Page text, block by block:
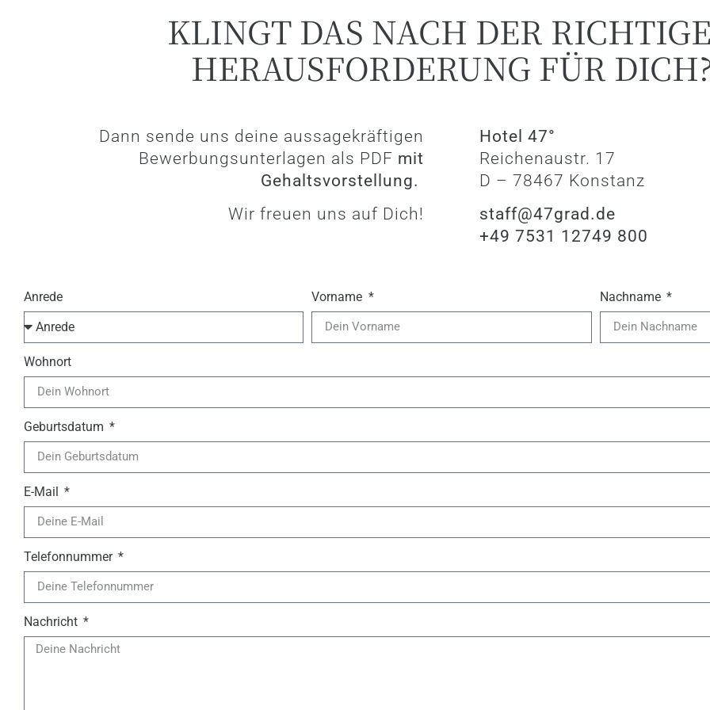
KLINGT DAS NACH DER
HERAUSFORDERUNG FÜR
Dann sende uns deine aussagekräftigen
Bewerbungsunterlagen als PDF mit
Gehaltsvorstellung.
Wir freuen uns auf Dich!
Hotel 47°
Reichenaustr. 17
D – 78467 Konstanz
staff@47grad.de
+49 7531 12749 800
Anrede Vorname Nachname
Wohnort
Geburtsdatum
E-Mail
Telefonnummer
Nachricht